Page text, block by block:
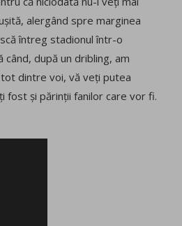
alergând spre marginea
întreg stadionul într-o
după un dribling, am
tot dintre voi, vă veți putea
fost și părinții fanilor care vor fi.